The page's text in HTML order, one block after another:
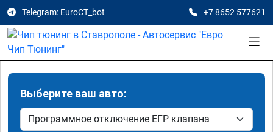
Telegram: EuroCT_bot +7 8652 577621
Выберите ваш авто: